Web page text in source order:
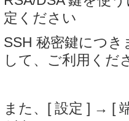
定ください
SSH 秘密鍵につき
して、ご利用くだ
また、[ 設定 ] → [